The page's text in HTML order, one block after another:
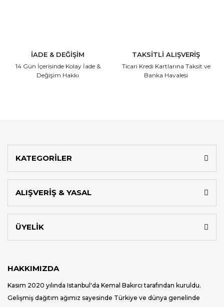
İADE & DEĞİŞİM
14 Gün İçerisinde Kolay İade &
Değişim Hakkı
TAKSİTLİ ALIŞVERİŞ
Ticari Kredi Kartlarına Taksit ve
Banka Havalesi
KATEGORİLER
ALIŞVERİŞ & YASAL
ÜYELİK
HAKKIMIZDA
Kasım 2020 yılında Istanbul'da Kemal Bakırcı tarafından kuruldu.
Gelişmiş dağıtım ağımız sayesinde Türkiye ve dünya genelinde